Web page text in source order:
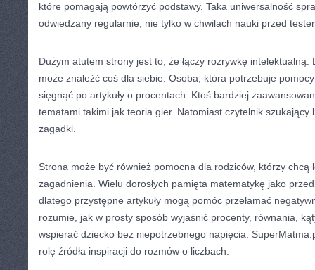
które pomagają powtórzyć podstawy. Taka uniwersalność
odwiedzany regularnie, nie tylko w chwilach nauki przed
Dużym atutem strony jest to, że łączy rozrywkę intelektualną.
może znaleźć coś dla siebie. Osoba, która potrzebuje
sięgnąć po artykuły o procentach. Ktoś bardziej
tematami takimi jak teoria gier. Natomiast czytelnik szukający
zagadki.
Strona może być również pomocna dla rodziców, którzy chcą
zagadnienia. Wielu dorosłych pamięta matematykę jako
dlatego przystępne artykuły mogą pomóc przełamać
rozumie, jak w prosty sposób wyjaśnić procenty, równania,
wspierać dziecko bez niepotrzebnego napięcia.
rolę źródła inspiracji do rozmów o liczbach.